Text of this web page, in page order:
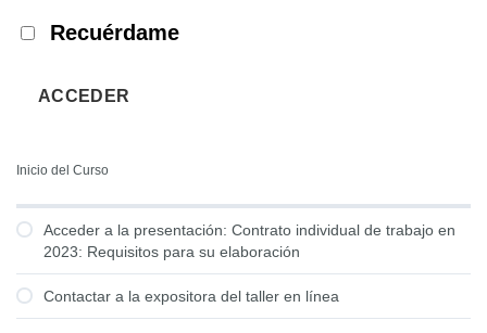
Recuérdame
ACCEDER
Inicio del Curso
Acceder a la presentación: Contrato individual de trabajo en
2023: Requisitos para su elaboración
Contactar a la expositora del taller en línea